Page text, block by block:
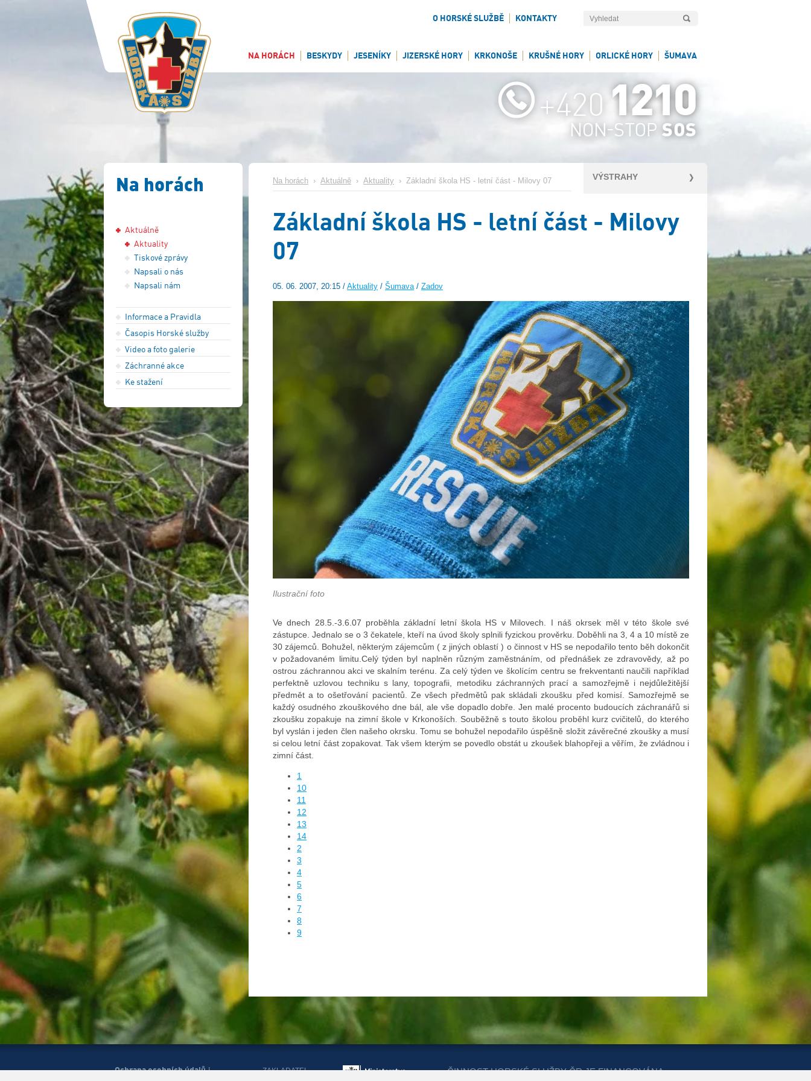
O HORSKÉ SLUŽBĚ KONTAKTY
NA HORÁCH BESKYDY JESENÍKY JIZERSKÉ HORY KRKONOŠE KRUŠNÉ HORY ORLICKÉ HORY ŠUMAVA
Na horách
Aktuálně
Aktuality
Tiskové zprávy
Napsali o nás
Napsali nám
Informace a Pravidla
Časopis Horské služby
Video a foto galerie
Záchranné akce
Ke stažení
VÝSTRAHY
Na horách › Aktuálně › Aktuality › Základní škola HS - letní část - Milovy 07
Základní škola HS - letní část - Milovy
07
05. 06. 2007, 20:15 / Aktuality / Šumava/ Zadov
Ilustrační foto
Ve dnech 28.5.-3.6.07 proběhla základní letní škola HS v Milovech. I náš okrsek měl v této škole své
zástupce. Jednalo se o 3 čekatele, kteří na úvod školy splnili fyzickou prověrku. Doběhli na 3, 4 a 10 místě ze
30 zájemců. Bohužel, některým zájemcům ( z jiných oblastí ) o činnost v HS se nepodařilo tento běh dokončit
v požadovaném limitu.Celý týden byl naplněn různým zaměstnáním, od přednášek ze zdravovědy, až po
ostrou záchrannou akci ve skalním terénu. Za celý týden ve školícím centru se frekventanti naučili například
perfektně uzlovou techniku s lany, topografii, metodiku záchranných prací a samozřejmě i nejdůležitější
předmět a to ošetřování pacientů. Ze všech předmětů pak skládali zkoušku před komisí. Samozřejmě se
každý osudného zkouškového dne bál, ale vše dopadlo dobře. Jen malé procento budoucích záchranářů si
zkoušku zopakuje na zimní škole v Krkonoších. Souběžně s touto školou proběhl kurz cvičitelů, do kterého
byl vyslán i jeden člen našeho okrsku. Tomu se bohužel nepodařilo úspěšně složit závěrečné zkoušky a musí
si celou letní část zopakovat. Tak všem kterým se povedlo obstát u zkoušek blahopřeji a věřím, že zvládnou i
zimní část.
1
10
11
12
13
14
2
3
4
5
6
7
8
9
Ochrana osobních údajů|
ZAKLADATEL
ČINNOST HORSKÉ SLUŽBY ČR JE FINANCOVÁNA